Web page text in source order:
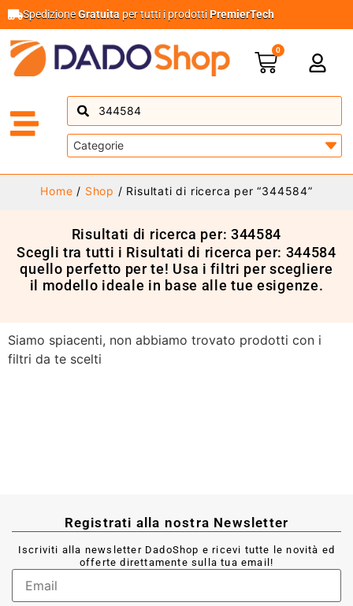
SpedizioneGratuita per tutti i prodottiPremierTech
0
Home / Shop / Risultati di ricerca per “344584”
Risultati di ricerca per: 344584
Scegli tra tutti i Risultati di ricerca per: 344584
quello perfetto per te! Usa i filtri per scegliere
il modello ideale in base alle tue esigenze.
Siamo spiacenti, non abbiamo trovato prodotti con i
filtri da te scelti
Registrati alla nostra Newsletter
Iscriviti alla newsletter DadoShop e ricevi tutte le novità ed
offerte direttamente sulla tua email!